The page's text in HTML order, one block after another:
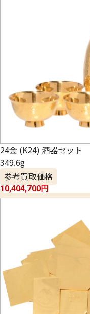
24金 (K24) 酒器セット
349.6g
参考買取価格
10,404,700円